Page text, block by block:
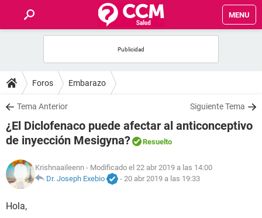
MENU
FOROS
SALUD
FAMILIA
NUTRICIÓN
Foros Embarazo
Tema Anterior Siguiente Tema
¿El Diclofenaco puede afectar al anticonceptivo
de inyección Mesigyna?
Resuelto
Krishnaaileenn - Modificado el 22 abr 2019 a las 14:00
Dr. Joseph Exebio
- 20 abr 2019 a las 19:33
Hola,